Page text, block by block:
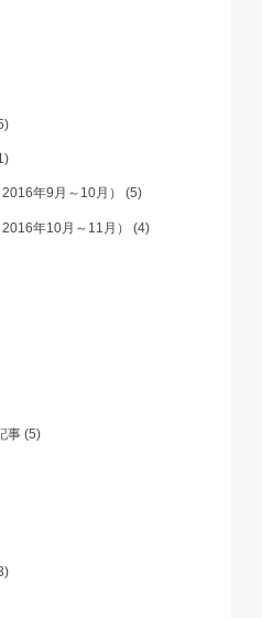
年9月～10月）(5)
年10月～11月）(4)
事(5)